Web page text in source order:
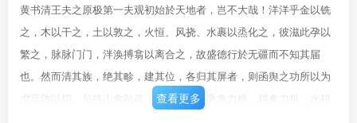
黄书清王夫之原极第一夫观初始於天地者，岂不大哉！洋洋乎金以铣
之，木以干之，土以敦之，火恒、风挠、水裹以烝化之，彼滋此孕以
繁之，脉脉门门，泮涣搏翕以离合之，故盛德行於无疆而不知其届
也。然而清其族，绝其畛，建其位，各归其屏者，则函舆之功所以为
虑至防以切。是故山禽趾疏，泽禽趾幂，乘禽力横，耕禽力枞，水耕
查看更多